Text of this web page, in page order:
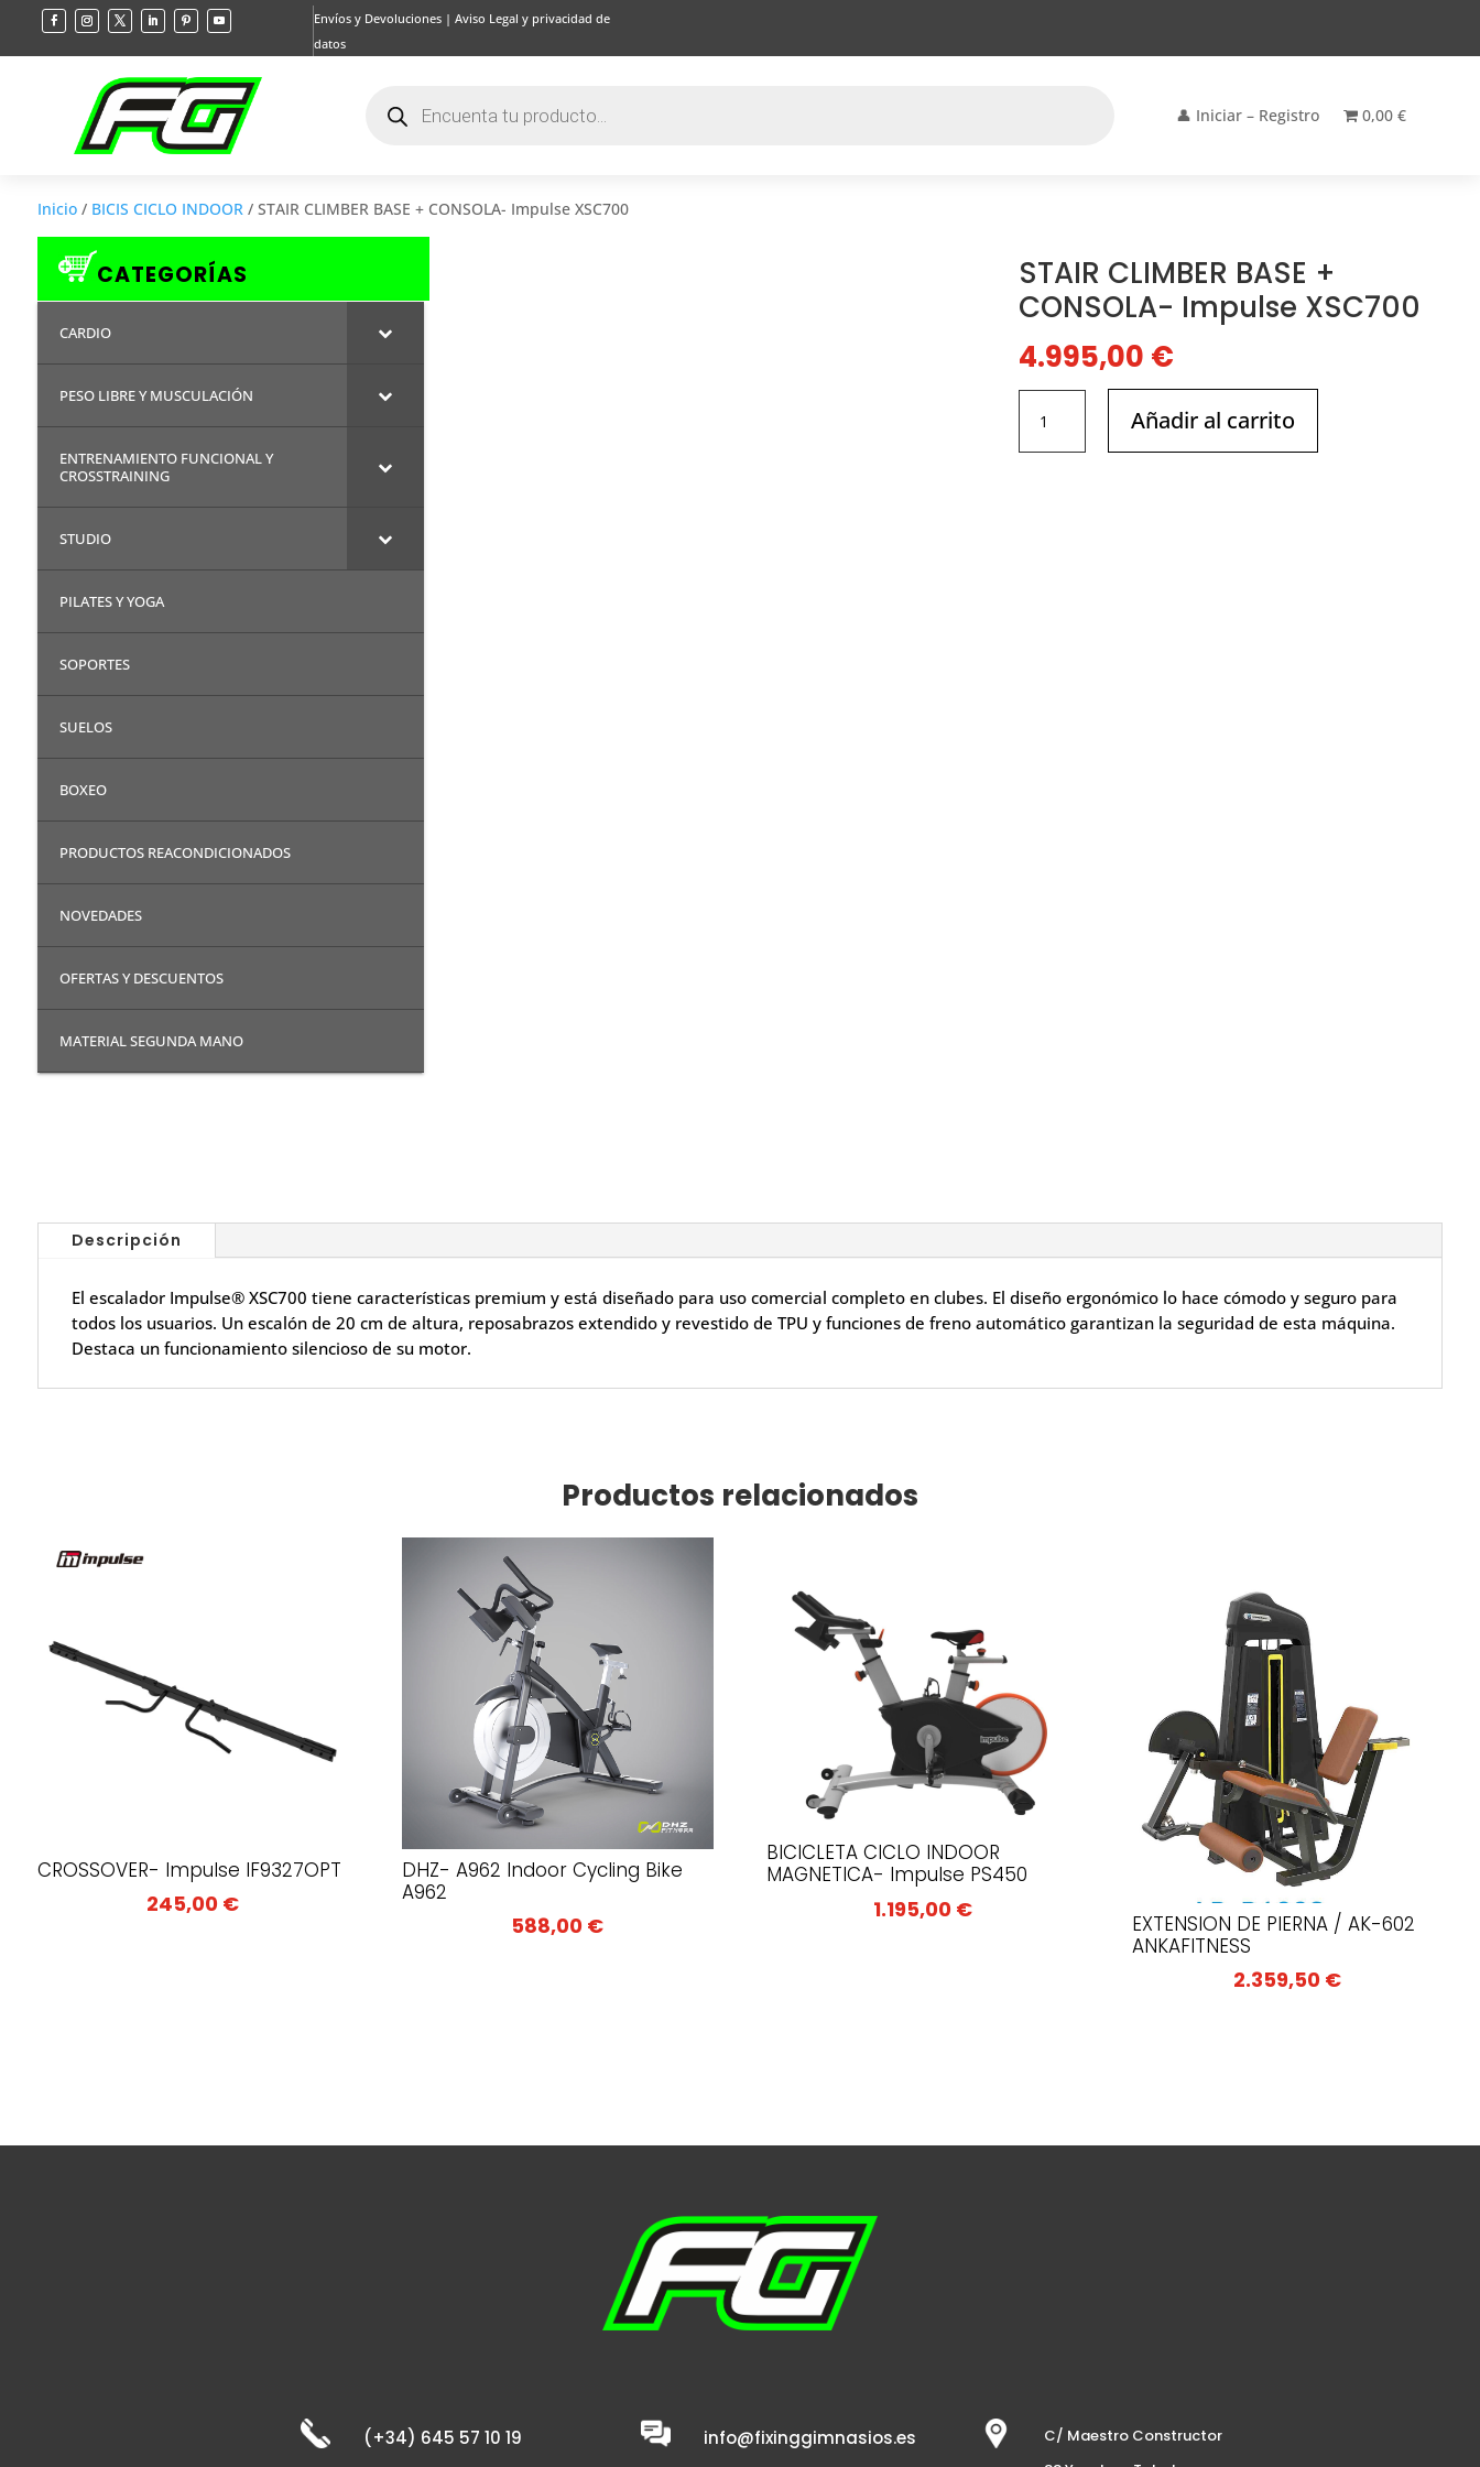
Envíos y Devoluciones| Aviso Legal y privacidad de
datos
productos 👤 Iniciar – Registro 0,00 €
Inicio/ BICIS CICLO INDOOR/ STAIR CLIMBER BASE + CONSOLA- Impulse XSC700
CATEGORÍAS
CARDIO
PESO LIBRE Y MUSCULACIÓN
ENTRENAMIENTO FUNCIONAL Y
CROSSTRAINING
STUDIO
PILATES Y YOGA
SOPORTES
SUELOS
BOXEO
PRODUCTOS REACONDICIONADOS
NOVEDADES
OFERTAS Y DESCUENTOS
MATERIAL SEGUNDA MANO
STAIR CLIMBER BASE +
CONSOLA- Impulse XSC700
4.995,00 €
CLIMBER
BASE
Añadir al carrito
Descripción
El escalador Impulse® XSC700 tiene características premium y está diseñado para uso comercial completo en clubes. El diseño ergonómico lo hace cómodo y seguro para
todos los usuarios. Un escalón de 20 cm de altura, reposabrazos extendido y revestido de TPU y funciones de freno automático garantizan la seguridad de esta máquina.
Destaca un funcionamiento silencioso de su motor.
Productos relacionados
CROSSOVER- Impulse IF9327OPT
245,00 €
DHZ- A962 Indoor Cycling Bike
A962
588,00 €
BICICLETA CICLO INDOOR
MAGNETICA- Impulse PS450
1.195,00 €
EXTENSION DE PIERNA / AK-602
ANKAFITNESS
2.359,50 €
(+34) 645 57 10 19 info@fixinggimnasios.es
C/ Maestro Constructor